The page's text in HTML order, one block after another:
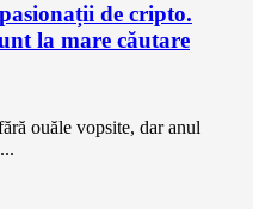
de cripto.
la mare căutare
ouăle vopsite, dar anul